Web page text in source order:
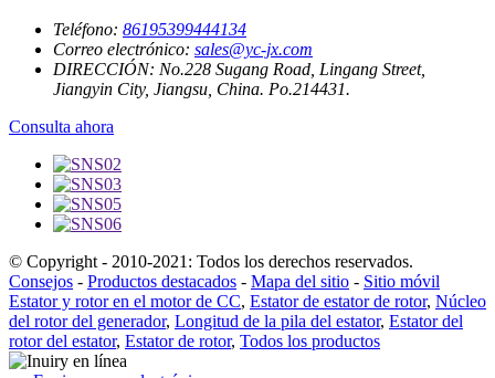
Teléfono: 86195399444134
Correo electrónico: sales@yc-jx.com
DIRECCIÓN: No.228 Sugang Road, Lingang Street,
Jiangyin City, Jiangsu, China. Po.214431.
Consulta ahora
© Copyright - 2010-2021: Todos los derechos reservados.
Consejos - Productos destacados - Mapa del sitio - Sitio móvil
Estator y rotor en el motor de CC, Estator de estator de rotor, Núcleo
del rotor del generador, Longitud de la pila del estator, Estator del
rotor del estator, Estator de rotor, Todos los productos